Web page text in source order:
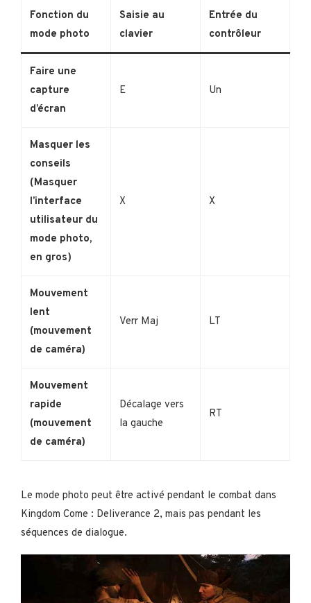
Fonction du
mode photo
Saisie au
clavier
Entrée du
contrôleur
Faire une
capture
d’écran
E Un
Masquer les
conseils
(Masquer
l’interface
utilisateur du
mode photo,
en gros)
X X
Mouvement
lent
(mouvement
de caméra)
Verr Maj LT
Mouvement
rapide
(mouvement
de caméra)
Décalage vers
la gauche
RT
Le mode photo peut être activé pendant le combat dans
Kingdom Come : Deliverance 2, mais pas pendant les
séquences de dialogue.